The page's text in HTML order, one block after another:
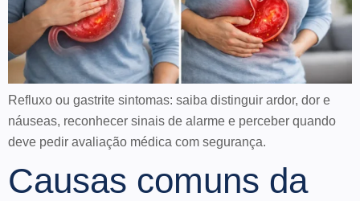
Refluxo ou gastrite sintomas: saiba distinguir ardor, dor e
náuseas, reconhecer sinais de alarme e perceber quando
deve pedir avaliação médica com segurança.
Causas comuns da